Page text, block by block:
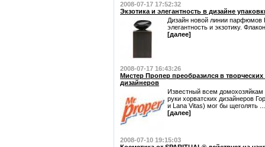
2008-07-17 17:52:32
Экзотика и элегантность в дизайне
Дизайн новой линии парфюмов
элегантность и экзотику.
[далее]
2008-07-17 16:43:26
Мистер Пропер преобразился в
дизайнеров
Известный всем домохозяйкам
руки хорватских дизайнеров
и Lana Vitas) мог бы щеголять ...
[далее]
2008-07-10 19:15:03